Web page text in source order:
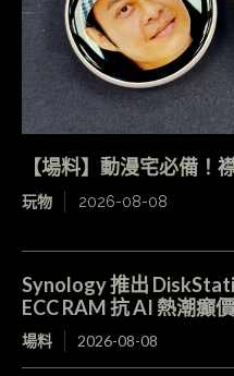
【場料】動漫宅必備！
玩物 2026-08-08
Synology 推出
ECC RAM 抗 AI 熱潮癲價
場料 2026-08-08